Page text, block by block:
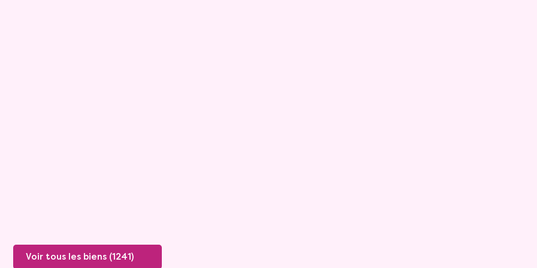
Voir tous les biens (1241)